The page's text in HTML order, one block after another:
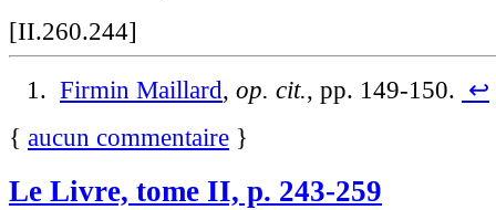
[II.260.244]
Firmin Maillard, op. cit., pp. 149-150. ↩
{ aucun commentaire }
Le Livre, tome II, p. 243-259